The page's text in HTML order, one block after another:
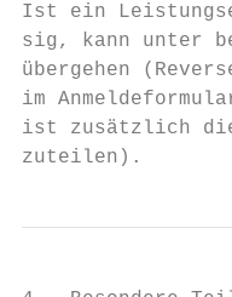
Ist ein
sig, kann unter
übergehen
im
ist zusätzlich die
zuteilen).